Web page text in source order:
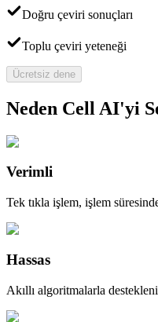
Doğru çeviri sonuçları
Toplu çeviri yeteneği
Ücretsiz dene
Neden Cell AI'yi
Verimli
Tek tıkla işlem, işlem
Hassas
Akıllı algoritmalarla